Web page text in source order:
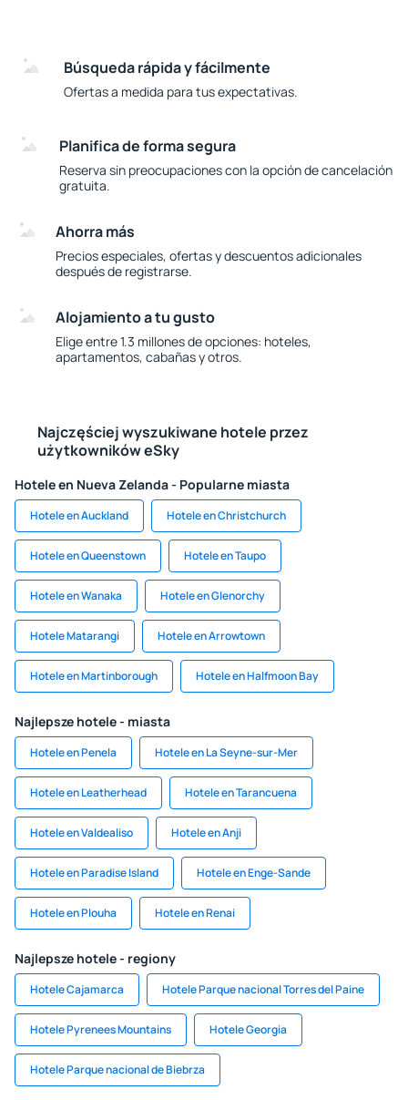
Búsqueda rápida y fácilmente
Ofertas a medida para tus expectativas.
Planifica de forma segura
Reserva sin preocupaciones con la opción de cancelación
gratuita.
Ahorra más
Precios especiales, ofertas y descuentos adicionales
después de registrarse.
Alojamiento a tu gusto
Elige entre 1.3 millones de opciones: hoteles,
apartamentos, cabañas y otros.
Najczęściej wyszukiwane hotele przez
użytkowników eSky
Hotele en Nueva Zelanda - Popularne miasta
Hotele en Auckland Hotele en Christchurch
Hotele en Queenstown Hotele en Taupo
Hotele en Wanaka Hotele en Glenorchy
Hotele Matarangi Hotele en Arrowtown
Hotele en Martinborough Hotele en Halfmoon Bay
Najlepsze hotele - miasta
Hotele en Penela Hotele en La Seyne-sur-Mer
Hotele en Leatherhead Hotele en Tarancuena
Hotele en Valdealiso Hotele en Anji
Hotele en Paradise Island Hotele en Enge-Sande
Hotele en Plouha Hotele en Renai
Najlepsze hotele - regiony
Hotele Cajamarca Hotele Parque nacional Torres del Paine
Hotele Pyrenees Mountains Hotele Georgia
Hotele Parque nacional de Biebrza